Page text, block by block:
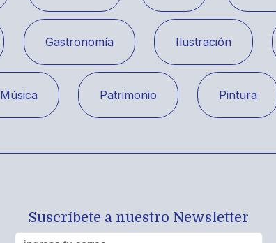
Gastronomía Ilustración
Música Patrimonio Pintura
Suscríbete a nuestro Newsletter